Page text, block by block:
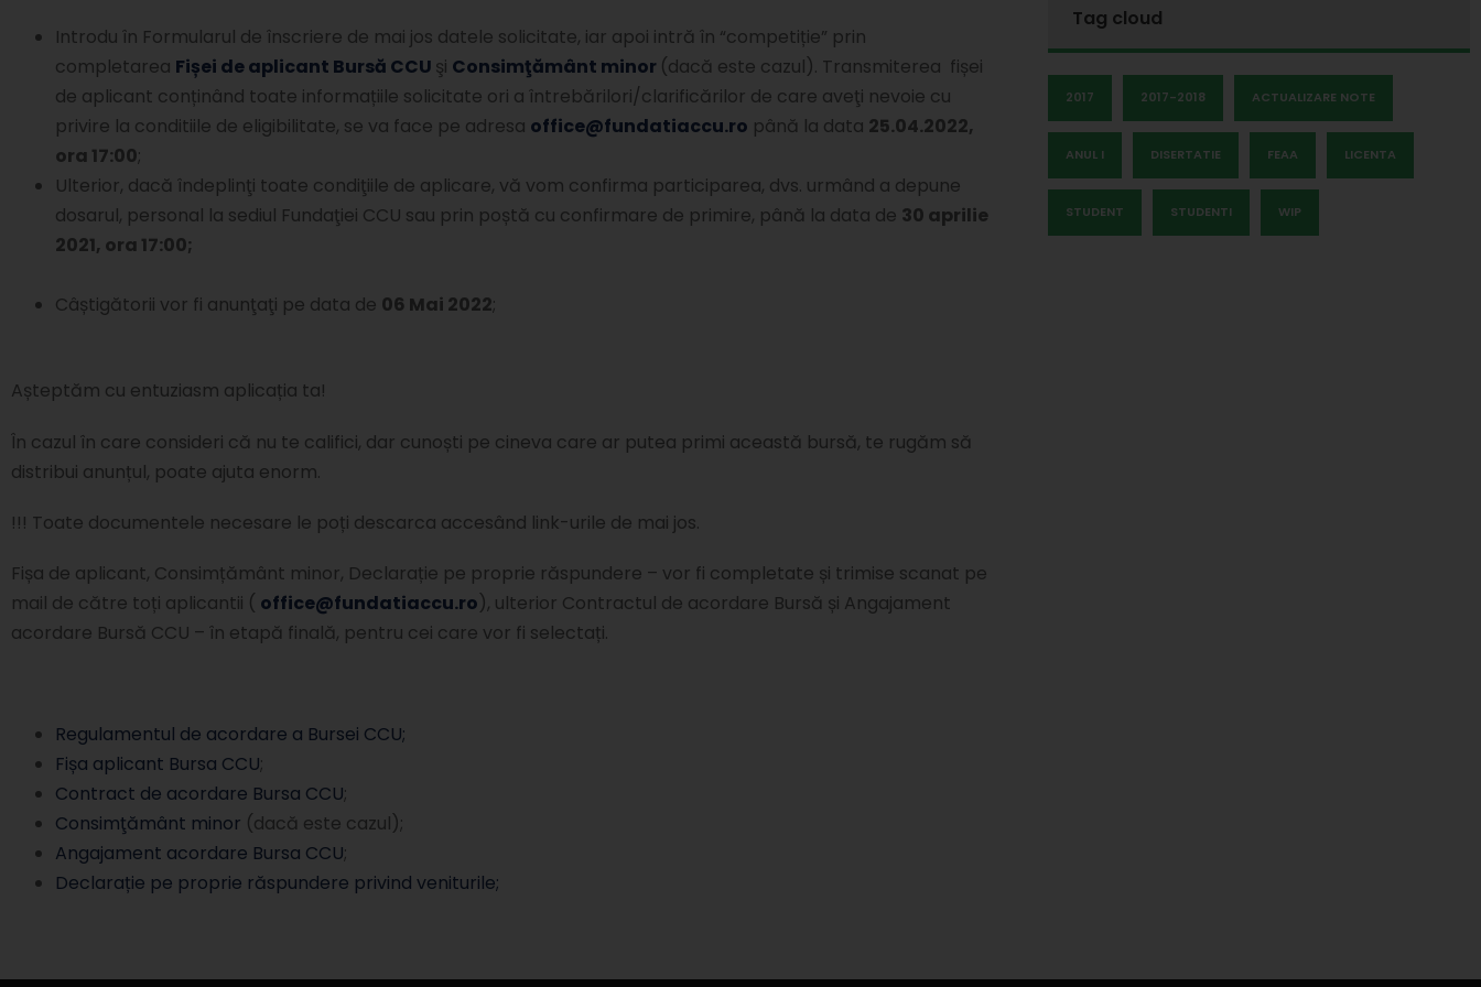
Introdu în Formularul de înscriere de mai jos datele solicitate, iar apoi intră în “competiție” prin
completarea Fișei de aplicant Bursă CCU şi Consimţământ minor (dacă este cazul). Transmiterea fișei
de aplicant conținând toate informațiile solicitate ori a întrebărilori/clarificărilor de care aveţi nevoie cu
privire la conditiile de eligibilitate, se va face pe adresa office@fundatiaccu.ro până la data 25.04.2022,
ora 17:00;
Ulterior, dacă îndeplinţi toate condiţiile de aplicare, vă vom confirma participarea, dvs. urmând a depune
dosarul, personal la sediul Fundaţiei CCU sau prin poștă cu confirmare de primire, până la data de 30 aprilie
2021, ora 17:00;
Câștigătorii vor fi anunţaţi pe data de 06 Mai 2022;
Așteptăm cu entuziasm aplicația ta!
​În cazul în care consideri că nu te califici, dar cunoști pe cineva care ar putea primi această bursă, te rugăm să
distribui anunțul, poate ajuta enorm.
​!!! Toate documentele necesare le poți descarca accesând link-urile de mai jos.
​Fișa de aplicant, Consimțământ minor, Declarație pe proprie răspundere – vor fi completate și trimise scanat pe
mail de către toți aplicantii ( office@fundatiaccu.ro), ulterior Contractul de acordare Bursă și Angajament
acordare Bursă CCU – în etapă finală, pentru cei care vor fi selectați.
Regulamentul de acordare a Bursei CCU;
Fișa aplicant Bursa CCU;
Contract de acordare Bursa CCU;
Consimţământ minor (dacă este cazul);
Angajament acordare Bursa CCU;
Declarație pe proprie răspundere privind veniturile;
Tag cloud
2017 2017-2018 ACTUALIZARE NOTE
ANUL I DISERTATIE FEAA LICENTA
STUDENT STUDENTI WIP